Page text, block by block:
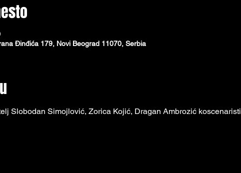
Đinđića 179, Novi Beograd 11070, Serbia
Slobodan Simojlović, Zorica Kojić, Dragan Ambrozić koscenaristi